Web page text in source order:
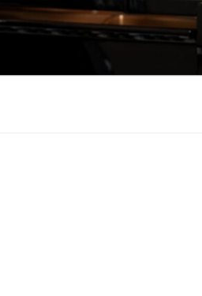
悲しみもわかちあ
お届けします。